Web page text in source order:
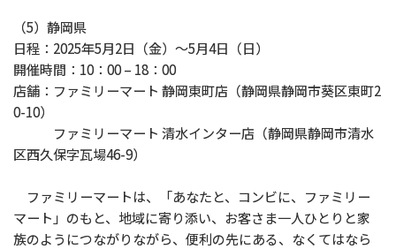
（5）静岡県
日程：2025年5月2日（金）〜5月4日（日）
開催時間：10：00 – 18：00
店舗：ファミリーマート 静岡東町店（静岡県静岡市葵区東町2
0-10）
ファミリーマート 清水インター店（静岡県静岡市清水
区西久保字瓦場46-9）
ファミリーマートは、「あなたと、コンビに、ファミリー
マート」のもと、地域に寄り添い、お客さま一人ひとりと家
族のようにつながりながら、便利の先にある、なくてはなら